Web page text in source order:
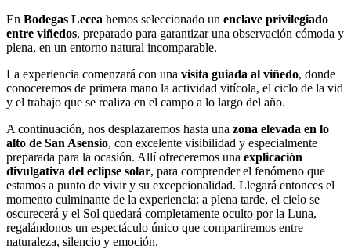
En Bodegas Lecea hemos seleccionado un enclave privilegiado
entre viñedos, preparado para garantizar una observación cómoda y
plena, en un entorno natural incomparable.
La experiencia comenzará con una visita guiada al viñedo, donde
conoceremos de primera mano la actividad vitícola, el ciclo de la vid
y el trabajo que se realiza en el campo a lo largo del año.
A continuación, nos desplazaremos hasta una zona elevada en lo
alto de San Asensio, con excelente visibilidad y especialmente
preparada para la ocasión. Allí ofreceremos una explicación
divulgativa del eclipse solar, para comprender el fenómeno que
estamos a punto de vivir y su excepcionalidad. Llegará entonces el
momento culminante de la experiencia: a plena tarde, el cielo se
oscurecerá y el Sol quedará completamente oculto por la Luna,
regalándonos un espectáculo único que compartiremos entre
naturaleza, silencio y emoción.